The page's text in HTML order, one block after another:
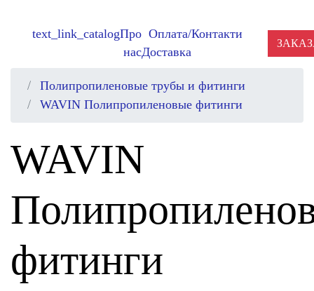
text_link_catalogПро
нас
Оплата/
Доставка
Контакти
Полипропиленовые трубы и фитинги
WAVIN Полипропиленовые фитинги
WAVIN
фитинги